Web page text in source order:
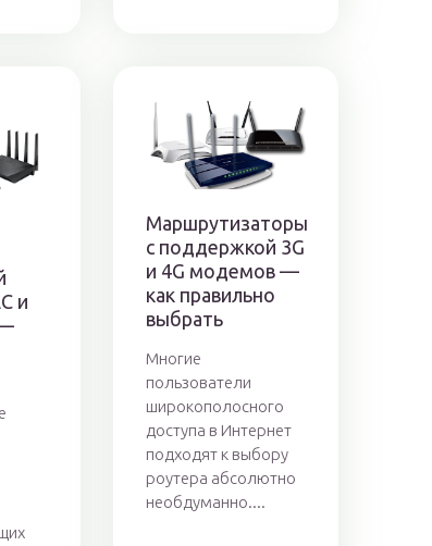
и
Маршрутизаторы
с поддержкой 3G
и 4G модемов —
как правильно
выбрать
Многие
пользователи
широкополосного
доступа в Интернет
подходят к выбору
роутера абсолютно
необдуманно....